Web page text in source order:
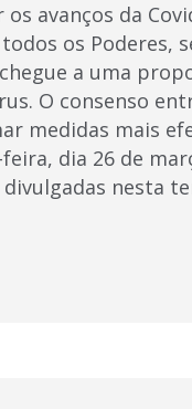
avanços da
os Poderes,
a uma
O consenso
medidas mais
dia 26 de
nesta